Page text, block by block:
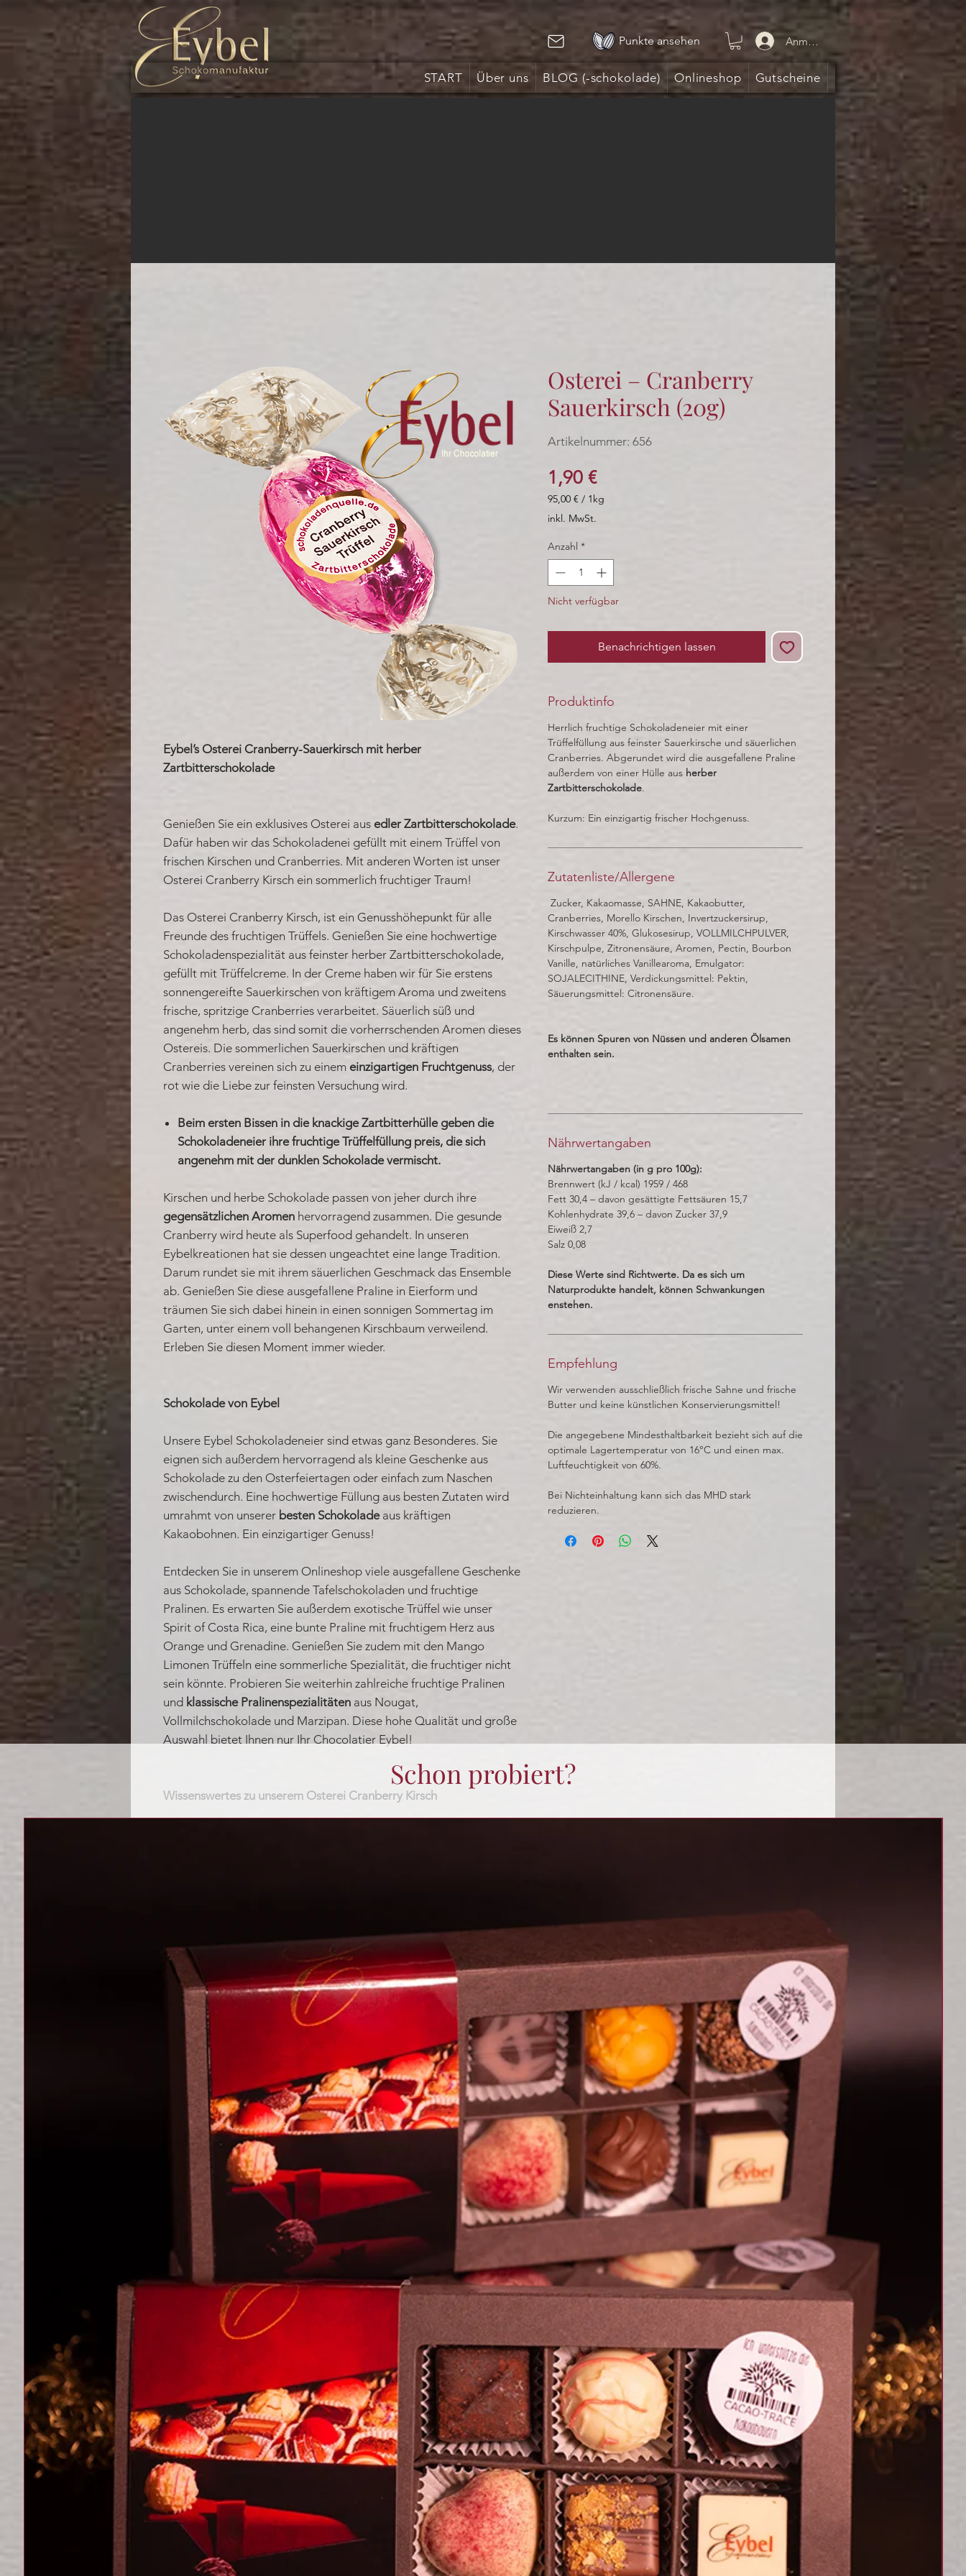
Punkte ansehen Anmelden
START Über uns BLOG (-schokolade) Onlineshop Gutscheine
Eybel’s Osterei Cranberry-Sauerkirsch mit herber
Zartbitterschokolade
Genießen Sie ein exklusives Osterei aus edler Zartbitterschokolade.
Dafür haben wir das Schokoladenei gefüllt mit einem Trüffel von
frischen Kirschen und Cranberries. Mit anderen Worten ist unser
Osterei Cranberry Kirsch ein sommerlich fruchtiger Traum!
Das Osterei Cranberry Kirsch, ist ein Genusshöhepunkt für alle
Freunde des fruchtigen Trüffels. Genießen Sie eine hochwertige
Schokoladenspezialität aus feinster herber Zartbitterschokolade,
gefüllt mit Trüffelcreme. In der Creme haben wir für Sie erstens
sonnengereifte Sauerkirschen von kräftigem Aroma und zweitens
frische, spritzige Cranberries verarbeitet. Säuerlich süß und
angenehm herb, das sind somit die vorherrschenden Aromen dieses
Ostereis. Die sommerlichen Sauerkirschen und kräftigen
Cranberries vereinen sich zu einem einzigartigen Fruchtgenuss, der
rot wie die Liebe zur feinsten Versuchung wird.
Beim ersten Bissen in die knackige Zartbitterhülle geben die
Schokoladeneier ihre fruchtige Trüffelfüllung preis, die sich
angenehm mit der dunklen Schokolade vermischt.
Kirschen und herbe Schokolade passen von jeher durch ihre
gegensätzlichen Aromen hervorragend zusammen. Die gesunde
Cranberry wird heute als Superfood gehandelt. In unseren
Eybelkreationen hat sie dessen ungeachtet eine lange Tradition.
Darum rundet sie mit ihrem säuerlichen Geschmack das Ensemble
ab. Genießen Sie diese ausgefallene Praline in Eierform und
träumen Sie sich dabei hinein in einen sonnigen Sommertag im
Garten, unter einem voll behangenen Kirschbaum verweilend.
Erleben Sie diesen Moment immer wieder.
Schokolade von Eybel
Unsere Eybel Schokoladeneier sind etwas ganz Besonderes. Sie
eignen sich außerdem hervorragend als kleine Geschenke aus
Schokolade zu den Osterfeiertagen oder einfach zum Naschen
zwischendurch. Eine hochwertige Füllung aus besten Zutaten wird
umrahmt von unserer besten Schokoladeaus kräftigen
Kakaobohnen. Ein einzigartiger Genuss!
Entdecken Sie in unserem Onlineshop viele ausgefallene Geschenke
aus Schokolade, spannende Tafelschokoladen und fruchtige
Pralinen. Es erwarten Sie außerdem exotische Trüffel wie unser
Spirit of Costa Rica, eine bunte Praline mit fruchtigem Herz aus
Orange und Grenadine. Genießen Sie zudem mit den Mango
Limonen Trüffeln eine sommerliche Spezialität, die fruchtiger nicht
sein könnte. Probieren Sie weiterhin zahlreiche fruchtige Pralinen
und klassische Pralinenspezialitäten aus Nougat,
Vollmilchschokolade und Marzipan. Diese hohe Qualität und große
Auswahl bietet Ihnen nur Ihr Chocolatier Eybel!
Wissenswertes zu unserem Osterei Cranberry Kirsch
Osterei – Cranberry
Sauerkirsch (20g)
Artikelnummer: 656
1,90 €Preis
95,00 € / 1kg
95,00 €
pro
Kilogramm
inkl. MwSt.
Anzahl *
Nicht verfügbar
Benachrichtigen lassen
Produktinfo
Herrlich fruchtige Schokoladeneier mit einer
Trüffelfüllung aus feinster Sauerkirsche und säuerlichen
Cranberries. Abgerundet wird die ausgefallene Praline
außerdem von einer Hülle aus herber
Zartbitterschokolade.
Kurzum: Ein einzigartig frischer Hochgenuss.
Zutatenliste/Allergene
Zucker, Kakaomasse, SAHNE, Kakaobutter,
Cranberries, Morello Kirschen, Invertzuckersirup,
Kirschwasser 40%, Glukosesirup, VOLLMILCHPULVER,
Kirschpulpe, Zitronensäure, Aromen, Pectin, Bourbon
Vanille, natürliches Vanillearoma, Emulgator:
SOJALECITHINE, Verdickungsmittel: Pektin,
Säuerungsmittel: Citronensäure.
Es können Spuren von Nüssen und anderen Ölsamen
enthalten sein.
Nährwertangaben
Nährwertangaben (in g pro 100g):
Brennwert (kJ / kcal) 1959 / 468
Fett 30,4 – davon gesättigte Fettsäuren 15,7
Kohlenhydrate 39,6 – davon Zucker 37,9
Eiweiß 2,7
Salz 0,08
Diese Werte sind Richtwerte. Da es sich um
Naturprodukte handelt, können Schwankungen
enstehen.
Empfehlung
Wir verwenden ausschließlich frische Sahne und frische
Butter und keine künstlichen Konservierungsmittel!
Die angegebene Mindesthaltbarkeit bezieht sich auf die
optimale Lagertemperatur von 16°C und einen max.
Luftfeuchtigkeit von 60%.
Bei Nichteinhaltung kann sich das MHD stark
reduzieren.
Noch keine Bewertungen vorhanden
Bewertung abgeben
Schon probiert?